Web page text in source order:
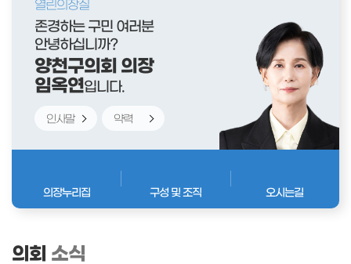
열린의장실
존경하는 구민 여러분
안녕하십니까?
양천구의회 의장
임옥연입니다.
인사말 약력
의장누리집 구성 및 조직 오시는길
의회 소식
비회기 중, 의사일정이 없습니다.